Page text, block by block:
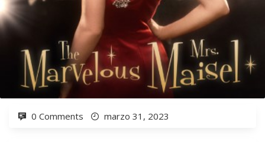
0 Comments marzo 31, 2023